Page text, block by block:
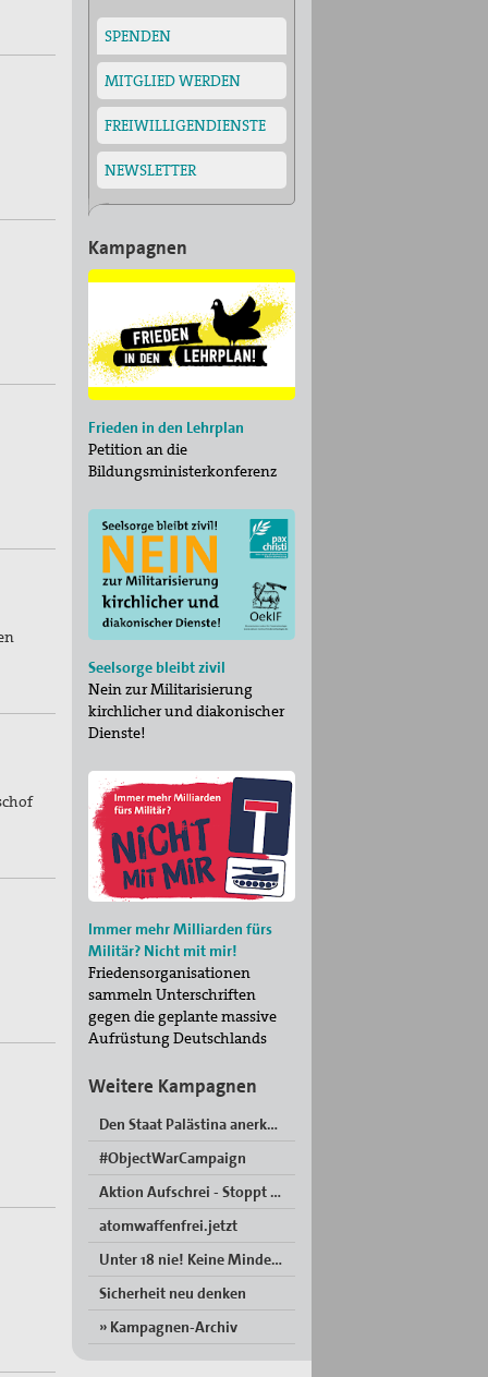
SPENDEN
MITGLIED WERDEN
FREIWILLIGENDIENSTE
NEWSLETTER
Kampagnen
Frieden in den Lehrplan
Petition an die
Bildungsministerkonferenz
Seelsorge bleibt zivil
Nein zur Militarisierung
kirchlicher und diakonischer
Dienste!
Immer mehr Milliarden fürs
Militär? Nicht mit mir!
Friedensorganisationen
sammeln Unterschriften
gegen die geplante massive
Aufrüstung Deutschlands
Weitere Kampagnen
Den Staat Palästina anerkennen!
#ObjectWarCampaign
Aktion Aufschrei - Stoppt den Waffenhandel!
atomwaffenfrei.jetzt
Unter 18 nie! Keine Minderjährigen in der Bundeswehr“
Sicherheit neu denken
» Kampagnen-Archiv